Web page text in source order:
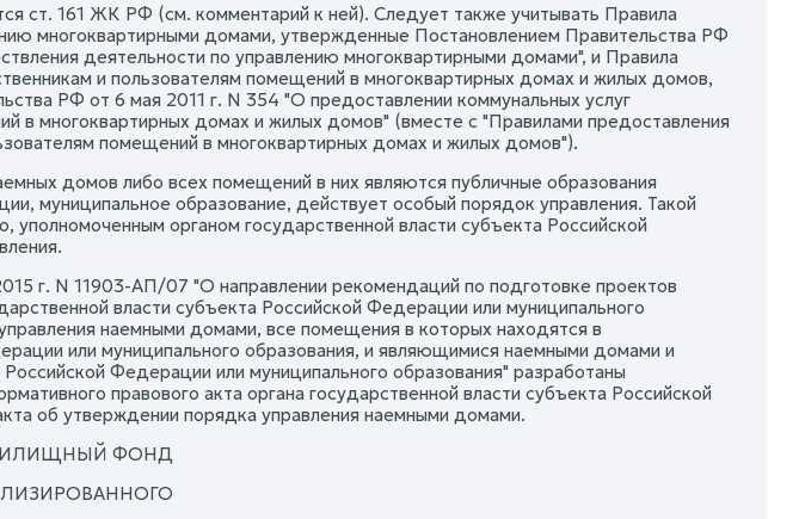
ст. 161 ЖК РФ (см. комментарий к ней). Следует также учитывать Правила
многоквартирными домами, утвержденные Постановлением Правительства РФ
деятельности по управлению многоквартирными домами", и Правила
и пользователям помещений в многоквартирных домах и жилых домов,
РФ от 6 мая 2011 г. N 354 "О предоставлении коммунальных услуг
в многоквартирных домах и жилых домов" (вместе с "Правилами предоставления
помещений в многоквартирных домах и жилых домов").
домов либо всех помещений в них являются публичные образования
муниципальное образование, действует особый порядок управления. Такой
уполномоченным органом государственной власти субъекта Российской
г. N 11903-АП/07 "О направлении рекомендаций по подготовке проектов
власти субъекта Российской Федерации или муниципального
наемными домами, все помещения в которых находятся в
или муниципального образования, и являющимися наемными домами и
Федерации или муниципального образования" разработаны
правового акта органа государственной власти субъекта Российской
об утверждении порядка управления наемными домами.
ФОНД